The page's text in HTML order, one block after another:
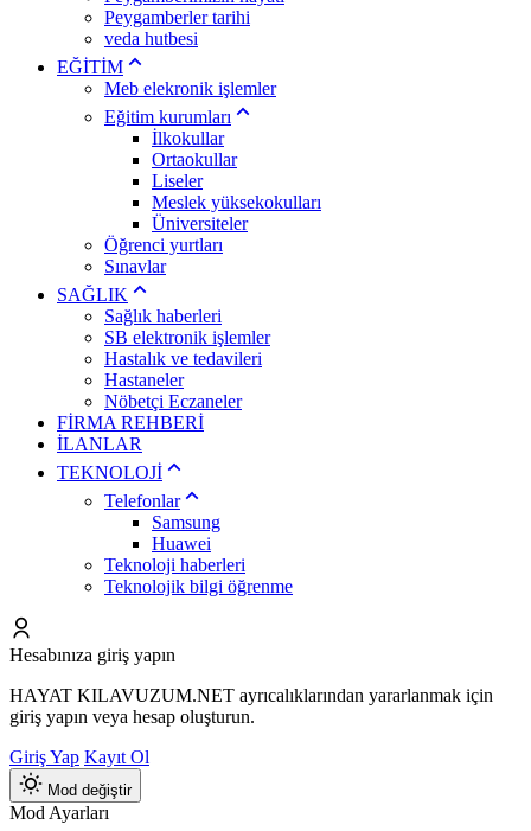
Peygamberler tarihi
veda hutbesi
EĞİTİM
Meb elekronik işlemler
Eğitim kurumları
İlkokullar
Ortaokullar
Liseler
Meslek yüksekokulları
Üniversiteler
Öğrenci yurtları
Sınavlar
SAĞLIK
Sağlık haberleri
SB elektronik işlemler
Hastalık ve tedavileri
Hastaneler
Nöbetçi Eczaneler
FİRMA REHBERİ
İLANLAR
TEKNOLOJİ
Telefonlar
Samsung
Huawei
Teknoloji haberleri
Teknolojik bilgi öğrenme
Hesabınıza giriş yapın
HAYAT KILAVUZUM.NET ayrıcalıklarından yararlanmak için
giriş yapın veya hesap oluşturun.
Giriş Yap Kayıt Ol
Mod değiştir
Mod Ayarları